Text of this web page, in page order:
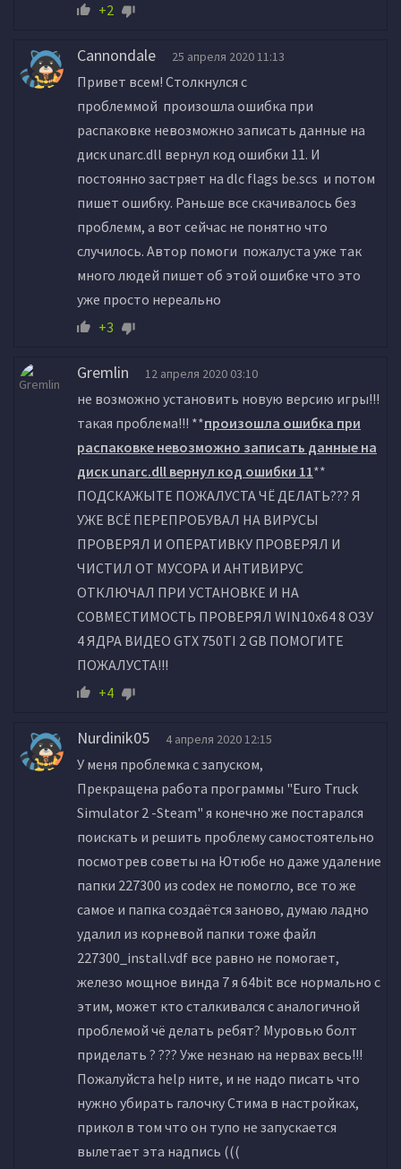
+2
Cannondale 25 апреля 2020 11:13
Привет всем! Столкнулся с
проблеммой произошла ошибка при
распаковке невозможно записать данные на
диск unarc.dll вернул код ошибки 11. И
постоянно застряет на dlc flags be.scs и потом
пишет ошибку. Раньше все скачивалось без
проблемм, а вот сейчас не понятно что
случилось. Автор помоги пожалуста уже так
много людей пишет об этой ошибке что это
уже просто нереально
+3
Gremlin 12 апреля 2020 03:10
не возможно установить новую версию игры!!!
такая проблема!!! **произошла ошибка при
распаковке невозможно записать данные на
диск unarc.dll вернул код ошибки 11**
ПОДСКАЖЫТЕ ПОЖАЛУСТА ЧЁ ДЕЛАТЬ??? Я
УЖЕ ВСЁ ПЕРЕПРОБУВАЛ НА ВИРУСЫ
ПРОВЕРЯЛ И ОПЕРАТИВКУ ПРОВЕРЯЛ И
ЧИСТИЛ ОТ МУСОРА И АНТИВИРУС
ОТКЛЮЧАЛ ПРИ УСТАНОВКЕ И НА
СОВМЕСТИМОСТЬ ПРОВЕРЯЛ WIN10x64 8 ОЗУ
4 ЯДРА ВИДЕО GTX 750TI 2 GB ПОМОГИТЕ
ПОЖАЛУСТА!!!
+4
Nurdinik05 4 апреля 2020 12:15
У меня проблемка с запуском,
Прекращена работа программы "Euro Truck
Simulator 2 -Steam" я конечно же постарался
поискать и решить проблему самостоятельно
посмотрев советы на Ютюбе но даже удаление
папки 227300 из codex не помогло, все то же
самое и папка создаётся заново, думаю ладно
удалил из корневой папки тоже файл
227300_install.vdf все равно не помогает,
железо мощное винда 7 я 64bit все нормально с
этим, может кто сталкивался с аналогичной
проблемой чё делать ребят? Муровью болт
приделать ? ??? Уже незнаю на нервах весь!!!
Пожалуйста help ните, и не надо писать что
нужно убирать галочку Стима в настройках,
прикол в том что он тупо не запускается
вылетает эта надпись (((